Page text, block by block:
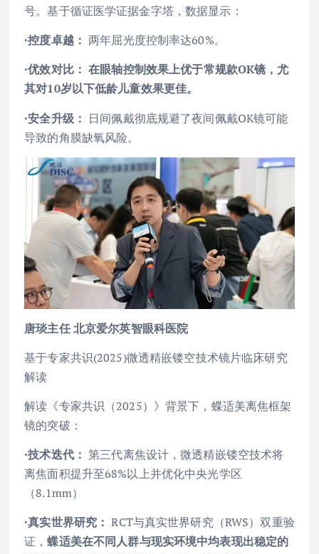
号。基于循证医学证据金字塔，数据显示：
·控度卓越： 两年屈光度控制率达60%。
·优效对比： 在眼轴控制效果上优于常规款OK镜，尤
其对10岁以下低龄儿童效果更佳。
·安全升级： 日间佩戴彻底规避了夜间佩戴OK镜可能
导致的角膜缺氧风险。
唐琰主任北京爱尔英智眼科医院
基于专家共识(2025)微透精嵌镂空技术镜片临床研究
解读
解读《专家共识（2025）》背景下，蝶适美离焦框架
镜的突破：
·技术迭代：第三代离焦设计，微透精嵌镂空技术将
离焦面积提升至68%以上并优化中央光学区
（8.1mm）
·真实世界研究：RCT与真实世界研究（RWS）双重验
证，蝶适美在不同人群与现实环境中均表现出稳定的